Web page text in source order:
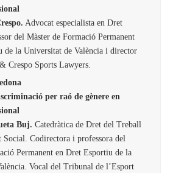
Advocat especialista en Dret
del Màster de Formació Permanent
de la Universitat de València i director
Crespo Sports Lawyers.
per raó de gènere en
Buj. Catedràtica de Dret del Treball
Social. Codirectora i professora del
Permanent en Dret Esportiu de la
Vocal del Tribunal de l’Esport